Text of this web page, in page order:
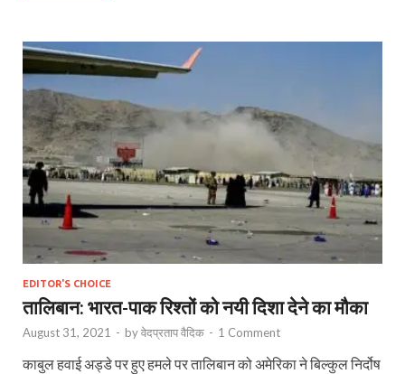
EDITOR'S CHOICE
तालिबान: भारत-पाक रिश्तों को नयी दिशा देने का मौका
August 31, 2021 - byवेदप्रताप वैदिक - 1 Comment
काबुल हवाई अड्डे पर हुए हमले पर तालिबान को अमेरिका ने बिल्कुल निर्दोष